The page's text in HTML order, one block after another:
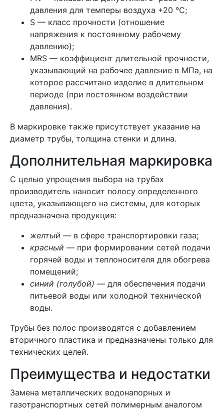
давления для темперы воздуха +20 °C;
S — класс прочности (отношение
напряжения к постоянному рабочему
давлению);
MRS — коэффициент длительной прочности,
указывающий на рабочее давление в МПа, на
которое рассчитано изделие в длительном
периоде (при постоянном воздействии
давления).
В маркировке также присутствует указание на
диаметр трубы, толщина стенки и длина.
Дополнительная маркировка
С целью упрощения выбора на трубах
производитель наносит полосу определенного
цвета, указывающего на системы, для которых
предназначена продукция:
желтый — в сфере транспортировки газа;
красный — при формировании сетей подачи
горячей воды и теплоносителя для обогрева
помещений;
синий (голубой) — для обеспечения подачи
питьевой воды или холодной технической
воды.
Трубы без полос производятся с добавлением
вторичного пластика и предназначены только для
технических целей.
Преимущества и недостатки
Замена металлических водонапорных и
газотранспортных сетей полимерным аналогом